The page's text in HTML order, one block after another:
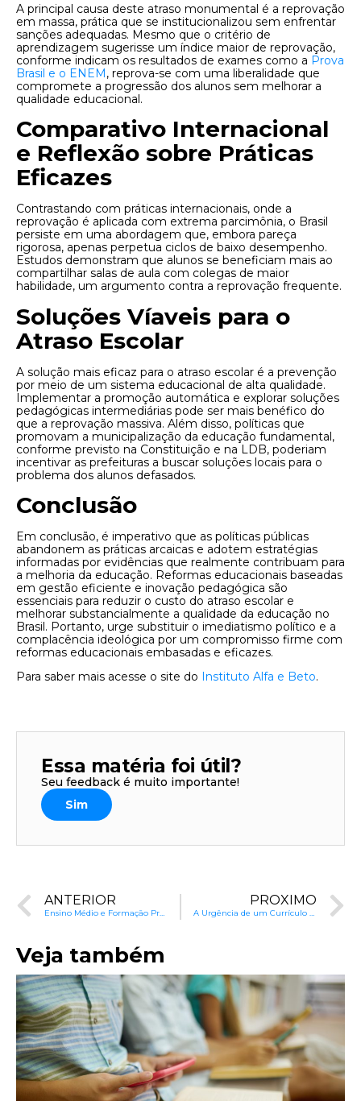
A principal causa deste atraso monumental é a reprovação
em massa, prática que se institucionalizou sem enfrentar
sanções adequadas. Mesmo que o critério de
aprendizagem sugerisse um índice maior de reprovação,
conforme indicam os resultados de exames como a Prova
Brasil e o ENEM, reprova-se com uma liberalidade que
compromete a progressão dos alunos sem melhorar a
qualidade educacional.
Comparativo Internacional
e Reflexão sobre Práticas
Eficazes
Contrastando com práticas internacionais, onde a
reprovação é aplicada com extrema parcimônia, o Brasil
persiste em uma abordagem que, embora pareça
rigorosa, apenas perpetua ciclos de baixo desempenho.
Estudos demonstram que alunos se beneficiam mais ao
compartilhar salas de aula com colegas de maior
habilidade, um argumento contra a reprovação frequente.
Soluções Víaveis para o
Atraso Escolar
A solução mais eficaz para o atraso escolar é a prevenção
por meio de um sistema educacional de alta qualidade.
Implementar a promoção automática e explorar soluções
pedagógicas intermediárias pode ser mais benéfico do
que a reprovação massiva. Além disso, políticas que
promovam a municipalização da educação fundamental,
conforme previsto na Constituição e na LDB, poderiam
incentivar as prefeituras a buscar soluções locais para o
problema dos alunos defasados.
Conclusão
Em conclusão, é imperativo que as políticas públicas
abandonem as práticas arcaicas e adotem estratégias
informadas por evidências que realmente contribuam para
a melhoria da educação. Reformas educacionais baseadas
em gestão eficiente e inovação pedagógica são
essenciais para reduzir o custo do atraso escolar e
melhorar substancialmente a qualidade da educação no
Brasil. Portanto, urge substituir o imediatismo político e a
complacência ideológica por um compromisso firme com
reformas educacionais embasadas e eficazes.
Para saber mais acesse o site do Instituto Alfa e Beto.
Essa matéria foi útil?
Seu feedback é muito importante!
Sim
ANTERIOR
Ensino Médio e Formação Profissional: A Questão da Mão de Obra
PRÓXIMO
A Urgência de um Currículo Nacional Alinhado
Veja também